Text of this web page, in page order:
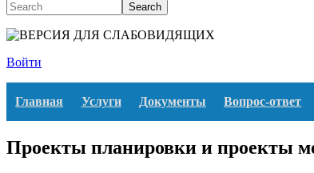
Search
Войти
Главная Услуги Документы Вопрос-ответ
Проекты планировки и проекты